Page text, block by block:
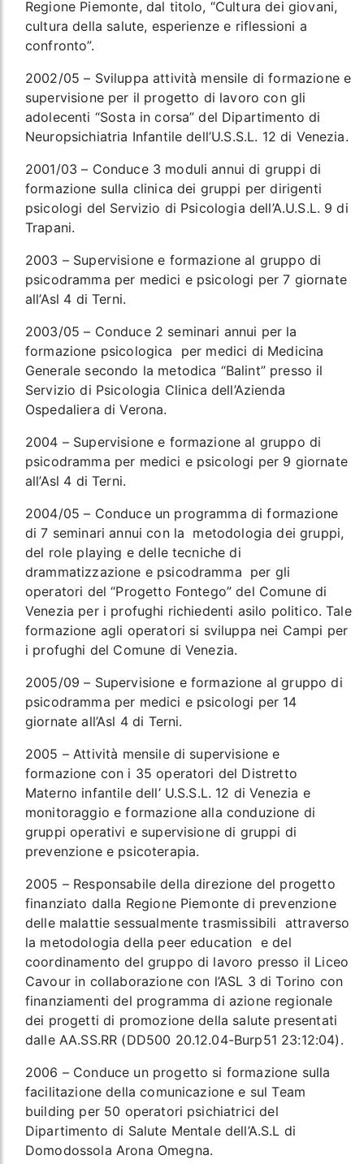
Regione Piemonte, dal titolo, “Cultura dei giovani,
cultura della salute, esperienze e riflessioni a
confronto”.
2002/05 – Sviluppa attività mensile di formazione e
supervisione per il progetto di lavoro con gli
adolecenti “Sosta in corsa” del Dipartimento di
Neuropsichiatria Infantile dell’U.S.S.L. 12 di Venezia.
2001/03 – Conduce 3 moduli annui di gruppi di
formazione sulla clinica dei gruppi per dirigenti
psicologi del Servizio di Psicologia dell’A.U.S.L. 9 di
Trapani.
2003 – Supervisione e formazione al gruppo di
psicodramma per medici e psicologi per 7 giornate
all’Asl 4 di Terni.
2003/05 – Conduce 2 seminari annui per la
formazione psicologica per medici di Medicina
Generale secondo la metodica “Balint” presso il
Servizio di Psicologia Clinica dell’Azienda
Ospedaliera di Verona.
2004 – Supervisione e formazione al gruppo di
psicodramma per medici e psicologi per 9 giornate
all’Asl 4 di Terni.
2004/05 – Conduce un programma di formazione
di 7 seminari annui con la metodologia dei gruppi,
del role playing e delle tecniche di
drammatizzazione e psicodramma per gli
operatori del “Progetto Fontego” del Comune di
Venezia per i profughi richiedenti asilo politico. Tale
formazione agli operatori si sviluppa nei Campi per
i profughi del Comune di Venezia.
2005/09 – Supervisione e formazione al gruppo di
psicodramma per medici e psicologi per 14
giornate all’Asl 4 di Terni.
2005 – Attività mensile di supervisione e
formazione con i 35 operatori del Distretto
Materno infantile dell’ U.S.S.L. 12 di Venezia e
monitoraggio e formazione alla conduzione di
gruppi operativi e supervisione di gruppi di
prevenzione e psicoterapia.
2005 – Responsabile della direzione del progetto
finanziato dalla Regione Piemonte di prevenzione
delle malattie sessualmente trasmissibili attraverso
la metodologia della peer education e del
coordinamento del gruppo di lavoro presso il Liceo
Cavour in collaborazione con l’ASL 3 di Torino con
finanziamenti del programma di azione regionale
dei progetti di promozione della salute presentati
dalle AA.SS.RR (DD500 20.12.04-Burp51 23:12:04).
2006 – Conduce un progetto si formazione sulla
facilitazione della comunicazione e sul Team
building per 50 operatori psichiatrici del
Dipartimento di Salute Mentale dell’A.S.L di
Domodossola Arona Omegna.